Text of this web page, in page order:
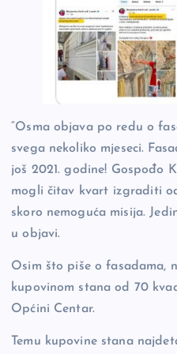
“Osma objava po redu o
svega nekoliko mjeseci.
još 2021. godine! Gospođo
mogli čitav kvart izgraditi
skoro nemoguća misija.
u objavi.
Osim što piše o fasadama,
kupovinom stana od 70
Općini Centar.
Temu kupovine stana